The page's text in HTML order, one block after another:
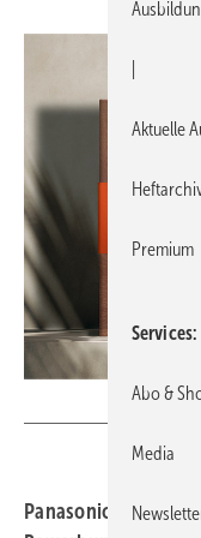
Panasonic Heating
Aktuelle
Premium
Services
Abo &
Media